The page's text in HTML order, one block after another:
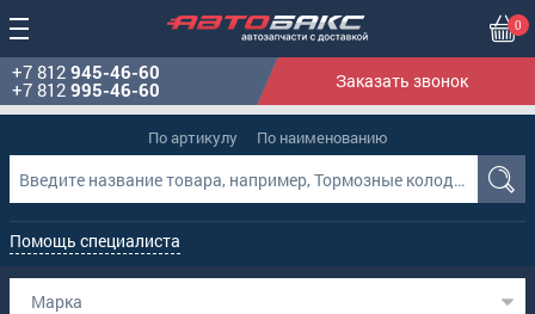
0
+7 812 945-46-60
+7 812 995-46-60 Заказать звонок
По артикулу По наименованию
Помощь специалиста
Марка